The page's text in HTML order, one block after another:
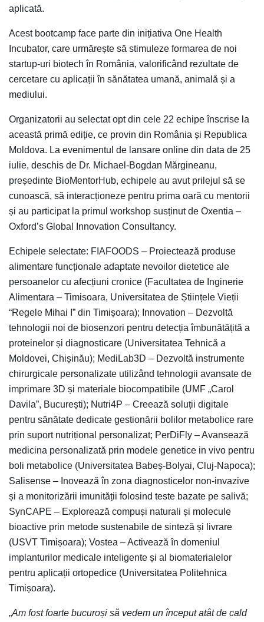
aplicată.
Acest bootcamp face parte din inițiativa One Health
Incubator, care urmărește să stimuleze formarea de noi
startup-uri biotech în România, valorificând rezultate de
cercetare cu aplicații în sănătatea umană, animală și a
mediului.
Organizatorii au selectat opt din cele 22 echipe înscrise la
această primă ediție, ce provin din România și Republica
Moldova. La evenimentul de lansare online din data de 25
iulie, deschis de Dr. Michael-Bogdan Mărgineanu,
președinte BioMentorHub, echipele au avut prilejul să se
cunoască, să interacționeze pentru prima oară cu mentorii
și au participat la primul workshop susținut de Oxentia –
Oxford’s Global Innovation Consultancy.
Echipele selectate: FIAFOODS – Proiectează produse
alimentare funcționale adaptate nevoilor dietetice ale
persoanelor cu afecțiuni cronice (Facultatea de Inginerie
Alimentara – Timisoara, Universitatea de Științele Vieții
“Regele Mihai I” din Timișoara); Innovation – Dezvoltă
tehnologii noi de biosenzori pentru detecția îmbunătățită a
proteinelor și diagnosticare (Universitatea Tehnică a
Moldovei, Chișinău); MediLab3D – Dezvoltă instrumente
chirurgicale personalizate utilizând tehnologii avansate de
imprimare 3D și materiale biocompatibile (UMF „Carol
Davila”, București); Nutri4P – Creează soluții digitale
pentru sănătate dedicate gestionării bolilor metabolice rare
prin suport nutrițional personalizat; PerDiFly – Avansează
medicina personalizată prin modele genetice in vivo pentru
boli metabolice (Universitatea Babeș-Bolyai, Cluj-Napoca);
Salisense – Inovează în zona diagnosticelor non-invazive
și a monitorizării imunității folosind teste bazate pe salivă;
SynCAPE – Explorează compuși naturali și molecule
bioactive prin metode sustenabile de sinteză și livrare
(USVT Timișoara); Vostea – Activează în domeniul
implanturilor medicale inteligente și al biomaterialelor
pentru aplicații ortopedice (Universitatea Politehnica
Timișoara).
„Am fost foarte bucuroși să vedem un început atât de cald